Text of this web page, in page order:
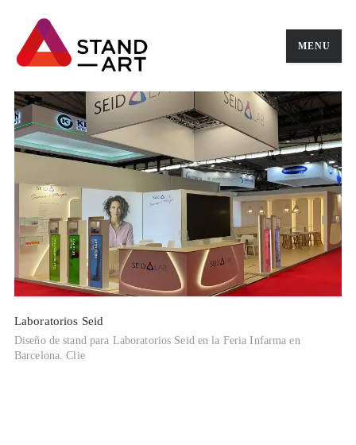
MENU
Laboratorios Seid
Diseño de stand para Laboratorios Seid en la Feria Infarma en
Barcelona. Clie